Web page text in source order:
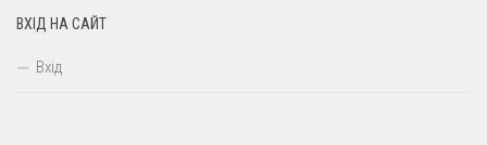
ВХІД НА САЙТ
Вхід